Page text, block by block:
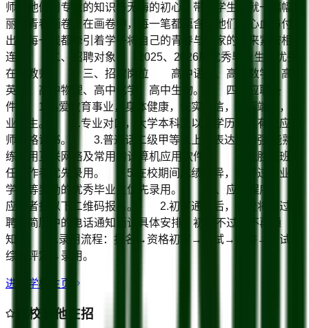
师，他们用专业的知识与无悔的初心，带领学生绘就一幅幅壮
丽的青春画卷。在画卷中，每一笔都蕴含着他们的心血与付
出，每一线都牵引着学子将自己的青春与国家的未来紧密相
连。 二、招聘对象 2025、2026届优秀毕业生及优秀
在职教师。 三、招聘岗位 高中语文、高中数学、高中
英语、高中物理、高中化学、高中生物。 四、应聘条
件 1.热爱教育事业，身体健康，诚实守信，品行端正，敬
业爱生。 2.专业对口，大学本科及以上学历，具有相应教
师资格证书。 3.普通话二级甲等以上，表达能力强;能熟
练应用互联网络及常用的计算机应用软件。 4.能胜任班主
任工作者优先录用。 5.在校期间成绩优异，获得过专业奖
学金等奖励的优秀毕业生优先录用。 五、应聘程序 1.
应聘者扫以下二维码报名。 2.初审通过后，我校将通过应
聘者简历中的电话通知面试具体安排，初审不过者不再通
知。 3.录用流程：报名→资格初审→面试→试讲→笔试→
综合评定→录用。
进入学校主页
该校其他在招